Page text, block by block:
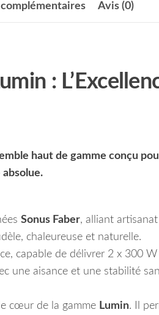
Avis (0)
:
haut de gamme conçu
Sonus Faber, alliant
chaleureuse et naturelle.
capable de délivrer 2 x 300 W
une aisance et une stabilité
cœur de la gamme Lumin. Il